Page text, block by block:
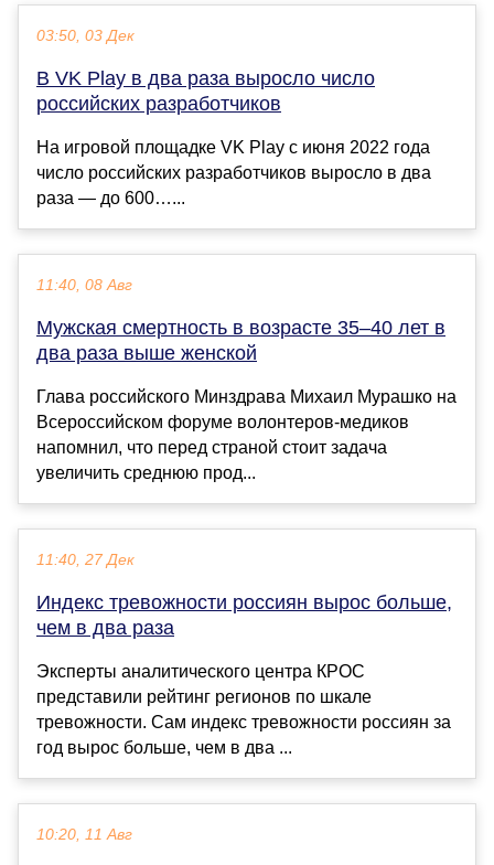
03:50, 03 Дек
В VK Play в два раза выросло число
российских разработчиков
На игровой площадке VK Play с июня 2022 года
число российских разработчиков выросло в два
раза — до 600…...
11:40, 08 Авг
Мужская смертность в возрасте 35–40 лет в
два раза выше женской
Глава российского Минздрава Михаил Мурашко на
Всероссийском форуме волонтеров-медиков
напомнил, что перед страной стоит задача
увеличить среднюю прод...
11:40, 27 Дек
Индекс тревожности россиян вырос больше,
чем в два раза
Эксперты аналитического центра КРОС
представили рейтинг регионов по шкале
тревожности. Сам индекс тревожности россиян за
год вырос больше, чем в два ...
10:20, 11 Авг